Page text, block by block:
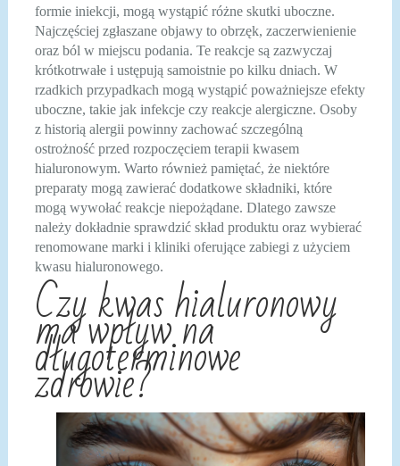
formie iniekcji, mogą wystąpić różne skutki uboczne.
Najczęściej zgłaszane objawy to obrzęk, zaczerwienienie
oraz ból w miejscu podania. Te reakcje są zazwyczaj
krótkotrwałe i ustępują samoistnie po kilku dniach. W
rzadkich przypadkach mogą wystąpić poważniejsze efekty
uboczne, takie jak infekcje czy reakcje alergiczne. Osoby
z historią alergii powinny zachować szczególną
ostrożność przed rozpoczęciem terapii kwasem
hialuronowym. Warto również pamiętać, że niektóre
preparaty mogą zawierać dodatkowe składniki, które
mogą wywołać reakcje niepożądane. Dlatego zawsze
należy dokładnie sprawdzić skład produktu oraz wybierać
renomowane marki i kliniki oferujące zabiegi z użyciem
kwasu hialuronowego.
Czy kwas hialuronowy
ma wpływ na
długoterminowe
zdrowie?